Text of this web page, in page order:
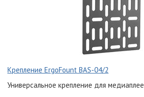
Крепление ErgoFount BAS-04/2
Универсальное крепление для